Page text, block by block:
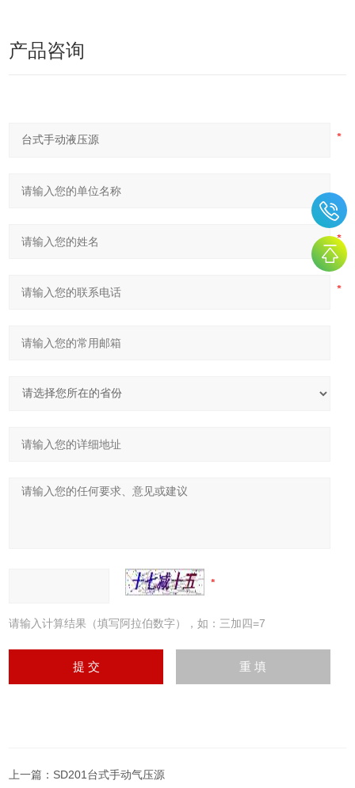
产品咨询
请输入计算结果（填写阿拉伯数字），如：三加四=7
上一篇： SD201台式手动气压源